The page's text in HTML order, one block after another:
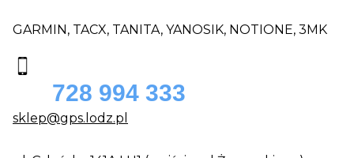
GARMIN, TACX, TANITA, YANOSIK, NOTIONE, 3MK
728 994 333
sklep@gps.lodz.pl